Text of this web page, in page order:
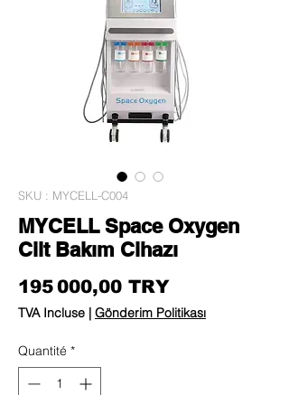
SKU : MYCELL-C004
MYCELL Space Oxygen
Cilt Bakım Cihazı
195 000,00 TRYPrix
TVA Incluse | Gönderim Politikası
Quantité *